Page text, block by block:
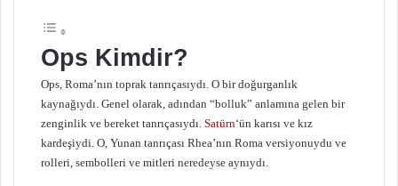
Ops Kimdir?
Ops, Roma’nın toprak tanrıçasıydı. O bir doğurganlık
kaynağıydı. Genel olarak, adından “bolluk” anlamına gelen bir
zenginlik ve bereket tanrıçasıydı. Satürn‘ün karısı ve kız
kardeşiydi. O, Yunan tanrıçası Rhea’nın Roma versiyonuydu ve
rolleri, sembolleri ve mitleri neredeyse aynıydı.